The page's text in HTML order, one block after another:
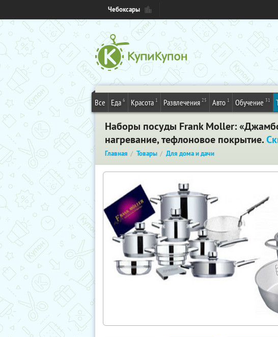
Чебоксары
Все Еда 6 Красота 1 Развлечения 25 Авто 1 Обучение 31
Наборы посуды Frank Moller:
нагревание, тефлоновое покрытие.
Главная Товары Для дома и дачи